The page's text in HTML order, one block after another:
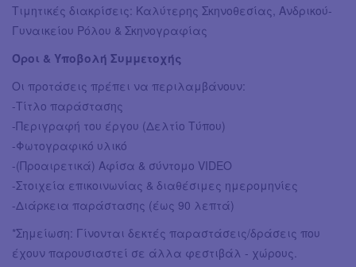
Τιμητικές διακρίσεις: Καλύτερης Σκηνοθεσίας, Ανδρικού-
Γυναικείου Ρόλου & Σκηνογραφίας
Όροι & Υποβολή Συμμετοχής
Οι προτάσεις πρέπει να περιλαμβάνουν:
-Τίτλο παράστασης
-Περιγραφή του έργου (Δελτίο Τύπου)
-Φωτογραφικό υλικό
-(Προαιρετικά) Αφίσα & σύντομο VIDEO
-Στοιχεία επικοινωνίας & διαθέσιμες ημερομηνίες
-Διάρκεια παράστασης (έως 90 λεπτά)
*Σημείωση: Γίνονται δεκτές παραστάσεις/δράσεις που
έχουν παρουσιαστεί σε άλλα φεστιβάλ - χώρους.